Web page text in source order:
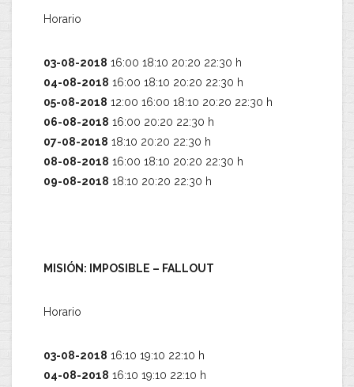
Horario
03-08-2018 16:00 18:10 20:20 22:30 h
04-08-2018 16:00 18:10 20:20 22:30 h
05-08-2018 12:00 16:00 18:10 20:20 22:30 h
06-08-2018 16:00 20:20 22:30 h
07-08-2018 18:10 20:20 22:30 h
08-08-2018 16:00 18:10 20:20 22:30 h
09-08-2018 18:10 20:20 22:30 h
MISIÓN: IMPOSIBLE – FALLOUT
Horario
03-08-2018 16:10 19:10 22:10 h
04-08-2018 16:10 19:10 22:10 h